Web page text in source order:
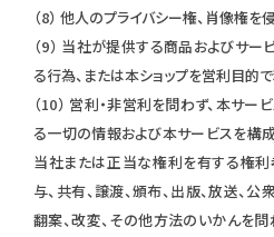
（8） 他人のプライバシー権、肖像権を
（9） 当社が提供する商品およびサ
る行為、または本ショップを営利目的
（10） 営利・非営利を問わず、本サ
る一切の情報および本サービスを構
当社または正当な権利を有する権利
与、共有、譲渡、頒布、出版、放送、
翻案、改変、その他方法のいかんを